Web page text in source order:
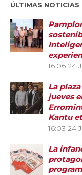
ÚLTIMAS NOTICIAS
16:06 24
La
jueves
Kantu
16:03 24
La